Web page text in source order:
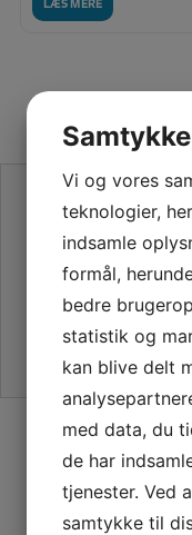
LÆS MERE
SE VORES
SIKKER
Vi og vores
teknologier,
indsamle
formål,
bedre
statistik og
kan blive delt
med data, du
de har
tjenester. Ved
samtykke til